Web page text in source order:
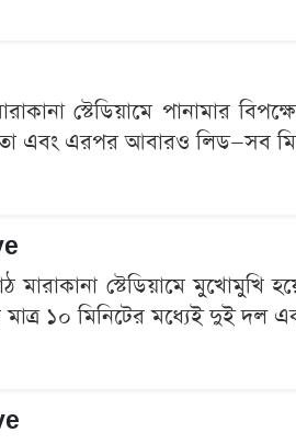
স্টেডিয়ামে পানামার
এবং এরপর আবারও লিড—সব
স্টেডিয়ামে মুখোমুখি
মাত্র ১০ মিনিটের মধ্যেই দুই দল